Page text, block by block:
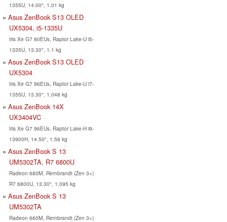
1355U, 14.00", 1.01 kg
Asus ZenBook S13 OLED
UX5304, i5-1335U
Iris Xe G7 80EUs, Raptor Lake-U i5-
1335U, 13.30", 1.1 kg
Asus ZenBook S13 OLED
UX5304
Iris Xe G7 96EUs, Raptor Lake-U i7-
1355U, 13.30", 1.048 kg
Asus ZenBook 14X
UX3404VC
Iris Xe G7 96EUs, Raptor Lake-H i9-
13900H, 14.50", 1.56 kg
Asus ZenBook S 13
UM5302TA, R7 6800U
Radeon 680M, Rembrandt (Zen 3+)
R7 6800U, 13.30", 1.095 kg
Asus ZenBook S 13
UM5302TA
Radeon 660M, Rembrandt (Zen 3+)